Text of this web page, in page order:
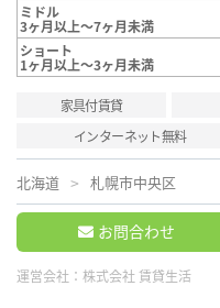
ミドル
3ヶ月以上～7ヶ月未満
ショート
1ヶ月以上～3ヶ月未満
家具付賃貸
インターネット無料
北海道 札幌市中央区
お問合わせ
運営会社： 株式会社 賃貸生活